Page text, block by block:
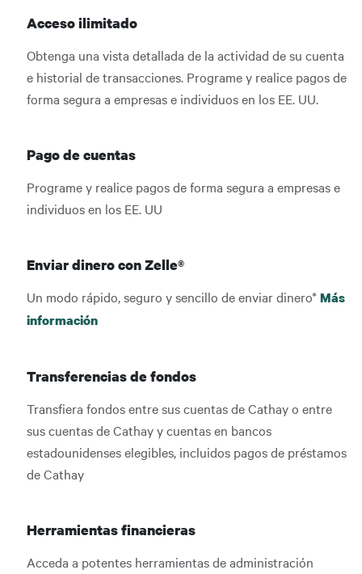
Acceso ilimitado
Obtenga una vista detallada de la actividad de su cuenta
e historial de transacciones. Programe y realice pagos de
forma segura a empresas e individuos en los EE. UU.
Pago de cuentas
Programe y realice pagos de forma segura a empresas e
individuos en los EE. UU
Enviar dinero con Zelle®
Un modo rápido, seguro y sencillo de enviar dinero*Más
información
Transferencias de fondos
Transfiera fondos entre sus cuentas de Cathay o entre
sus cuentas de Cathay y cuentas en bancos
estadounidenses elegibles, incluidos pagos de préstamos
de Cathay
Herramientas financieras
Acceda a potentes herramientas de administración